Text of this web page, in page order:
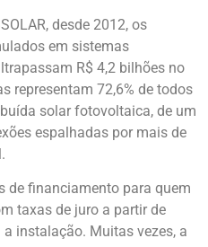
desde 2012, os
em sistemas
R$ 4,2 bilhões no
representam 72,6% de todos
solar fotovoltaica, de um
espalhadas por mais de
de financiamento para quem
taxas de juro a partir de
instalação. Muitas vezes, a